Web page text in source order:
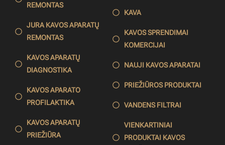
REMONTAS
JURA KAVOS APARATŲ
REMONTAS
KAVOS APARATŲ
DIAGNOSTIKA
KAVOS APARATO
PROFILAKTIKA
KAVOS APARATŲ
PRIEŽIŪRA
KAVA
KAVOS SPRENDIMAI
KOMERCIJAI
NAUJI KAVOS APARATAI
PRIEŽIŪROS PRODUKTAI
VANDENS FILTRAI
VIENKARTINIAI
PRODUKTAI KAVOS